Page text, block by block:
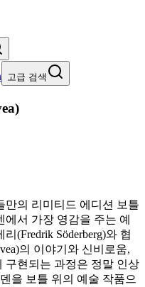
고급 검색
)
만의 리미티드 에디션 보틀
서 가장 영감을 주는 예
(Fredrik Söderberg)와 협
의 이야기와 신비로움,
구현되는 과정은 정말 인상
을 보틀 위의 예술 작품으